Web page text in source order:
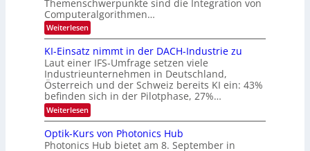
k
tm
e
l
d
e
t
s
t
a
r
k
e
W
a
Themenschwerpunkte sind die Integration von
Computeralgorithmen…
Weiterlesen:
8
9
.
W
E
-
H
e
r
a
e
KI-Einsatz nimmt in der DACH-Industrie zu
Laut einer IFS-Umfrage setzen viele
Industrieunternehmen in Deutschland,
Österreich und der Schweiz bereits KI ein: 43%
befinden sich in der Pilotphase, 27%…
Weiterlesen:
K
-
E
Optik-Kurs von Photonics Hub
Photonics Hub bietet am 8. September in